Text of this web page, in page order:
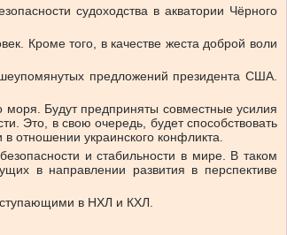
судоходства в акватории Чёрного
Кроме того, в качестве жеста доброй воли
предложений президента США.
Будут предприняты совместные усилия
Это, в свою очередь, будет способствовать
украинского конфликта.
и стабильности в мире. В таком
в направлении развития в перспективе
в НХЛ и КХЛ.